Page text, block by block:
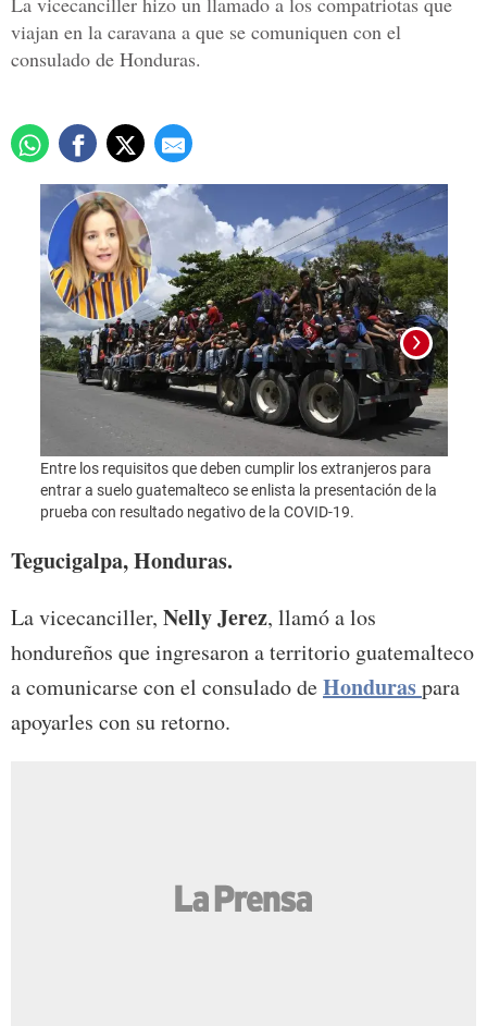
viajan en la caravana a que se comuniquen con el
consulado de Honduras.
Entre los requisitos que deben cumplir los extranjeros para
entrar a suelo guatemalteco se enlista la presentación de la
prueba con resultado negativo de la COVID-19.
Tegucigalpa, Honduras.
La vicecanciller, Nelly Jerez, llamó a los
hondureños que ingresaron a territorio guatemalteco
a comunicarse con el consulado deHonduraspara
apoyarles con su retorno.